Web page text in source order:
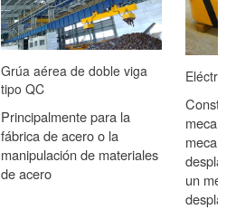
Grúa aérea de doble viga
tipo QC
Principalmente para la
fábrica de acero o la
manipulación de materiales
de acero
Consta
un